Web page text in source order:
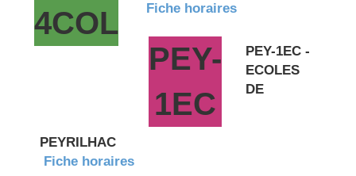
4COL
Fiche horaires
PEY-
1EC
PEY-1EC -
ECOLES
DE
PEYRILHAC
Fiche horaires